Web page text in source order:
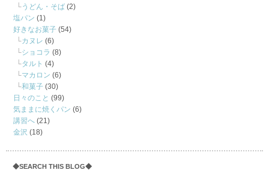
うどん・そば (2)
塩パン (1)
好きなお菓子 (54)
カヌレ (6)
ショコラ (8)
タルト (4)
マカロン (6)
和菓子 (30)
日々のこと (99)
気ままに焼くパン (6)
講習へ (21)
金沢 (18)
◆SEARCH THIS BLOG◆